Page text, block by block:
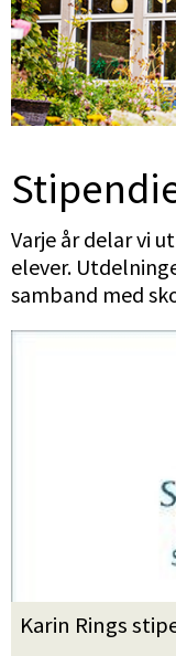
Varje år delar vi
elever.
samband med
Karin Rings